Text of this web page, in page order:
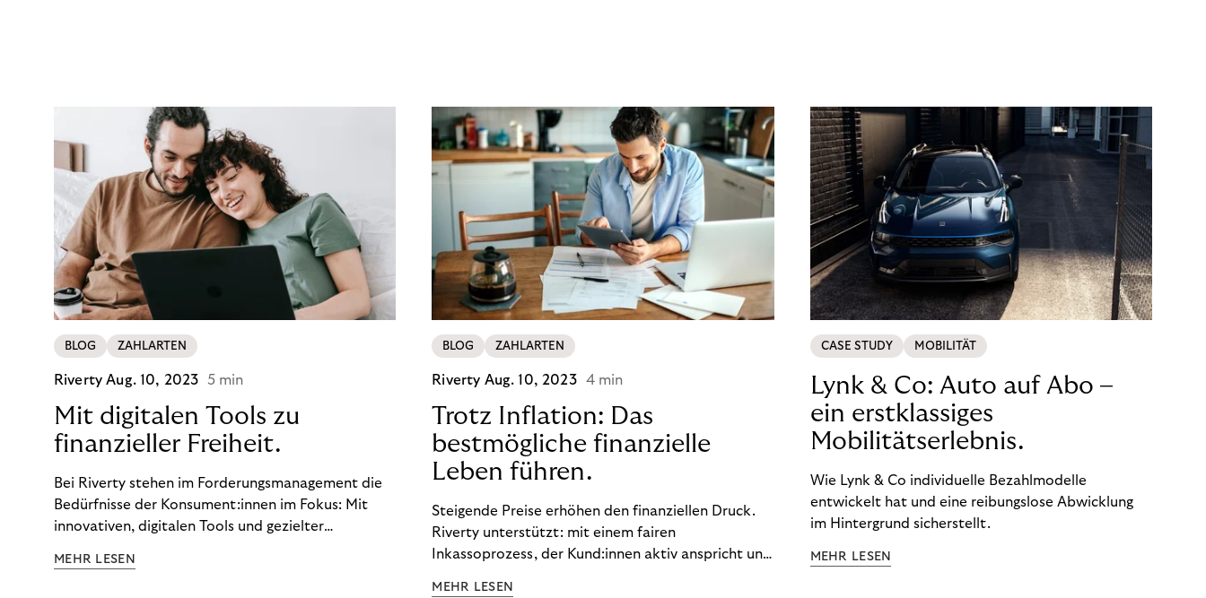
BLOG ZAHLARTEN
RivertyAug. 10, 2023 5 min
Mit digitalen Tools zu
finanzieller Freiheit.
Bei Riverty stehen im Forderungsmanagement die
Bedürfnisse der Konsument:innen im Fokus: Mit
innovativen, digitalen Tools und gezielter
ein Leben in finanzieller Freiheit zu führen. So
MEHR LESEN
BLOG ZAHLARTEN
Riverty Aug. 10, 2023 4 min
Trotz Inflation: Das
bestmögliche finanzielle
Leben führen.
Steigende Preise erhöhen den finanziellen Druck.
Riverty unterstützt: mit einem fairen
Inkassoprozess, der Kund:innen aktiv anspricht und
MEHR LESEN
CASE STUDY MOBILITÄT
Lynk & Co: Auto auf Abo –
ein erstklassiges
Mobilitätserlebnis.
Wie Lynk & Co individuelle Bezahlmodelle
entwickelt hat und eine reibungslose Abwicklung
im Hintergrund sicherstellt.
MEHR LESEN